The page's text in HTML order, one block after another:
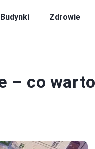
Budynki Zdrowie
– co warto